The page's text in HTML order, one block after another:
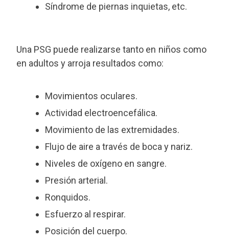
Síndrome de piernas inquietas, etc.
Una PSG puede realizarse tanto en niños como
en adultos y arroja resultados como:
Movimientos oculares.
Actividad electroencefálica.
Movimiento de las extremidades.
Flujo de aire a través de boca y nariz.
Niveles de oxígeno en sangre.
Presión arterial.
Ronquidos.
Esfuerzo al respirar.
Posición del cuerpo.